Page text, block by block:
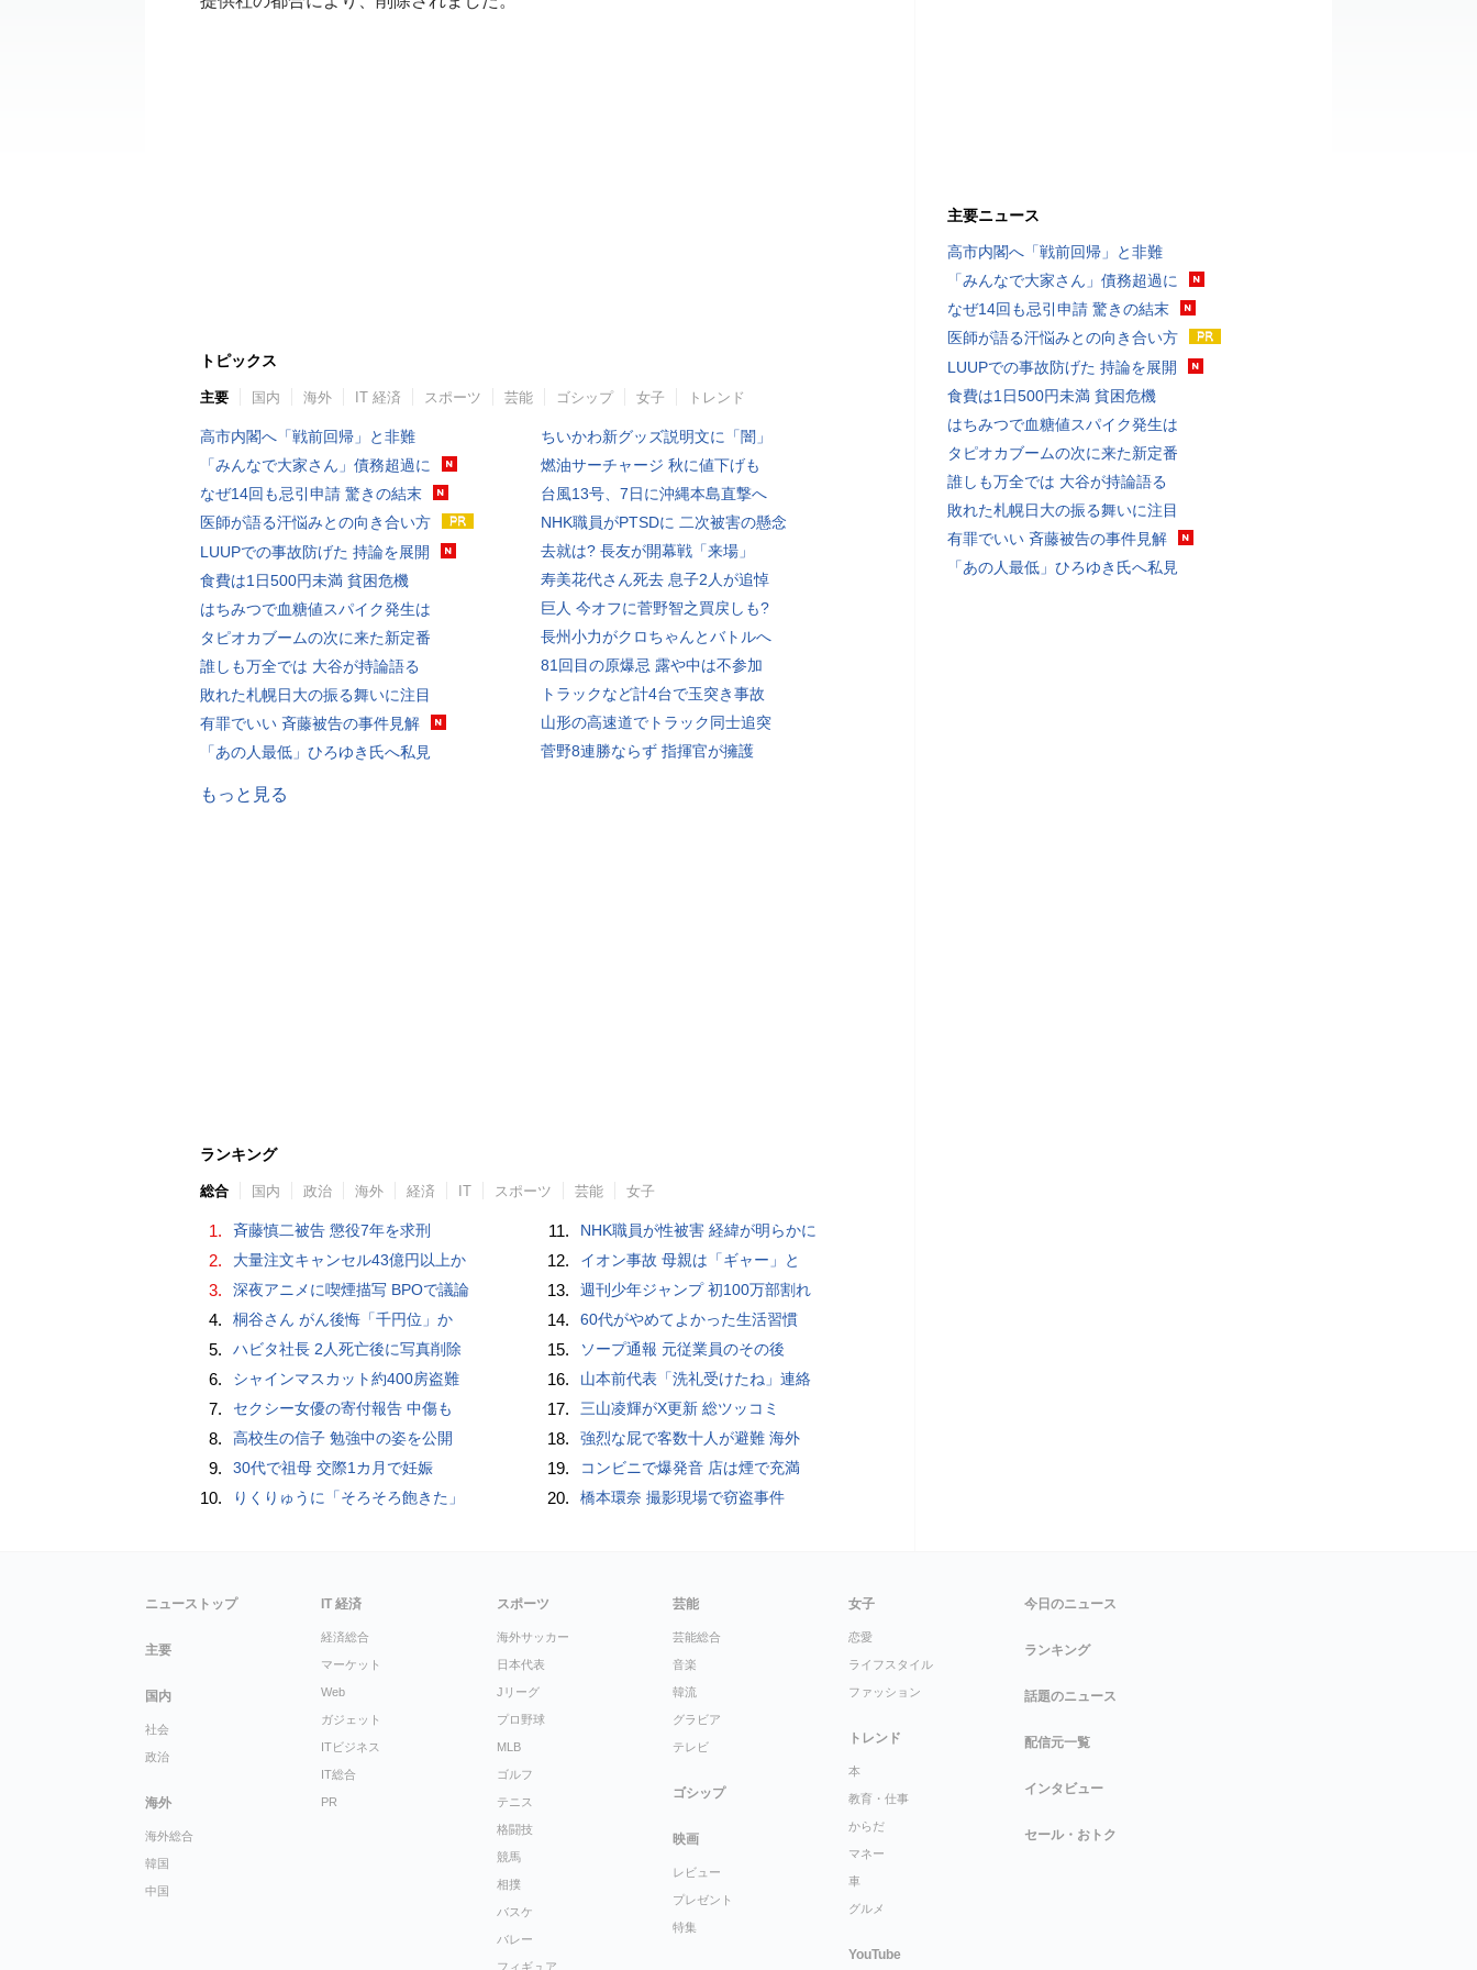
トピックス
主要 国内 海外 IT 経済 スポーツ 芸能 ゴシップ 女子 トレンド
高市内閣へ「戦前回帰」と非難
「みんなで大家さん」債務超過に
なぜ14回も忌引申請 驚きの結末
医師が語る汗悩みとの向き合い方
LUUPでの事故防げた 持論を展開
食費は1日500円未満 貧困危機
はちみつで血糖値スパイク発生は
タピオカブームの次に来た新定番
誰しも万全では 大谷が持論語る
敗れた札幌日大の振る舞いに注目
有罪でいい 斉藤被告の事件見解
「あの人最低」ひろゆき氏へ私見
ちいかわ新グッズ説明文に「闇」
燃油サーチャージ 秋に値下げも
台風13号、7日に沖縄本島直撃へ
NHK職員がPTSDに 二次被害の懸念
去就は? 長友が開幕戦「来場」
寿美花代さん死去 息子2人が追悼
巨人 今オフに菅野智之買戻しも?
長州小力がクロちゃんとバトルへ
81回目の原爆忌 露や中は不参加
トラックなど計4台で玉突き事故
山形の高速道でトラック同士追突
菅野8連勝ならず 指揮官が擁護
もっと見る
ランキング
総合 国内 政治 海外 経済 IT スポーツ 芸能 女子
1. 斉藤慎二被告 懲役7年を求刑
2. 大量注文キャンセル43億円以上か
3. 深夜アニメに喫煙描写 BPOで議論
4. 桐谷さん がん後悔「千円位」か
5. ハビタ社長 2人死亡後に写真削除
6. シャインマスカット約400房盗難
7. セクシー女優の寄付報告 中傷も
8. 高校生の信子 勉強中の姿を公開
9. 30代で祖母 交際1カ月で妊娠
10. りくりゅうに「そろそろ飽きた」
11. NHK職員が性被害 経緯が明らかに
12. イオン事故 母親は「ギャー」と
13. 週刊少年ジャンプ 初100万部割れ
14. 60代がやめてよかった生活習慣
15. ソープ通報 元従業員のその後
16. 山本前代表「洗礼受けたね」連絡
17. 三山凌輝がX更新 総ツッコミ
18. 強烈な屁で客数十人が避難 海外
19. コンビニで爆発音 店は煙で充満
20. 橋本環奈 撮影現場で窃盗事件
主要ニュース
高市内閣へ「戦前回帰」と非難
「みんなで大家さん」債務超過に
なぜ14回も忌引申請 驚きの結末
医師が語る汗悩みとの向き合い方
LUUPでの事故防げた 持論を展開
食費は1日500円未満 貧困危機
はちみつで血糖値スパイク発生は
タピオカブームの次に来た新定番
誰しも万全では 大谷が持論語る
敗れた札幌日大の振る舞いに注目
有罪でいい 斉藤被告の事件見解
「あの人最低」ひろゆき氏へ私見
ニューストップ
主要
国内
社会
政治
海外
海外総合
韓国
中国
IT 経済
経済総合
マーケット
Web
ガジェット
ITビジネス
IT総合
PR
スポーツ
海外サッカー
日本代表
Jリーグ
プロ野球
MLB
ゴルフ
テニス
格闘技
競馬
相撲
バスケ
バレー
フィギュア
芸能
芸能総合
音楽
韓流
グラビア
テレビ
ゴシップ
映画
レビュー
プレゼント
特集
女子
恋愛
ライフスタイル
ファッション
トレンド
本
教育・仕事
からだ
マネー
車
グルメ
YouTube
今日のニュース
ランキング
話題のニュース
配信元一覧
インタビュー
セール・おトク